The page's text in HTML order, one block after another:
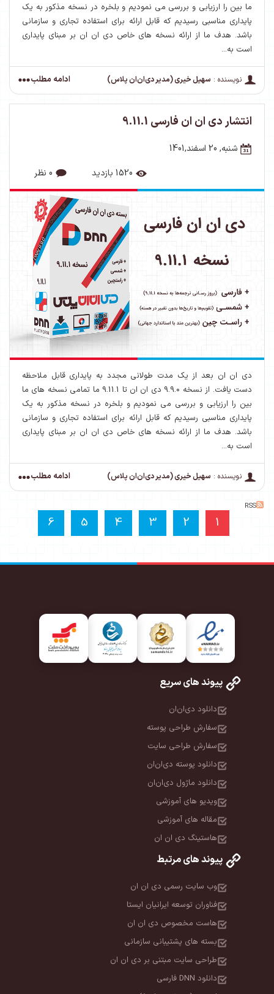
ما بین را ارزیابی و بررسی می نمودیم و بلخره در نسخه مذکور به یک
پایداری مناسبی رسیدیم که قابل ارائه برای استفاده تجاری و سازمانی
باشد. هدف ما از ارائه نسخه های خاص دی ان ان بر مبنای پایداری
است به...
نویسنده : سهیل خیری (مدیر دی‌ان‌ان پلاس) ادامه مطلب
انتشار دی ان ان فارسی 9.11.1
شنبه, 20 اسفند,1401
دی ان ان بعد از یک مدت طولانی مجدد به پایداری قابل ملاحظه
دست یافت. از نسخه 9.9.0 دی ان ان تا 9.11.1 ما تمامی نسخه های ما
بین را ارزیابی و بررسی می نمودیم و بلخره در نسخه مذکور به یک
پایداری مناسبی رسیدیم که قابل ارائه برای استفاده تجاری و سازمانی
باشد. هدف ما از ارائه نسخه های خاص دی ان ان بر مبنای پایداری
است به...
نویسنده : سهیل خیری (مدیر دی‌ان‌ان پلاس) ادامه مطلب
RSS
1
2
3
4
5
6
پیوند های سریع
دانلود دی‌ان‌ان
سفارش طراحی پوسته
سفارش طراحی سایت
دانلود پوسته دی‌ان‌ان
دانلود ماژول دی‌ان‌ان
ویدیو های آموزشی
مقاله های آموزشی
هاستینگ دی ان ان
پیوند های مرتبط
وب سایت رسمی دی ان ان
فناوران توسعه ایرانیان ایستا
هاست مخصوص دی ان ان
بسته های پشتیبانی سازمانی
طراحی سایت مبتنی بر دی ان ان
دانلود DNN فارسی